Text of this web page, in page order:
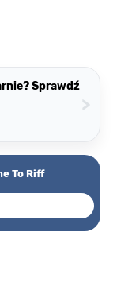
Sprawdź
>
To Riff